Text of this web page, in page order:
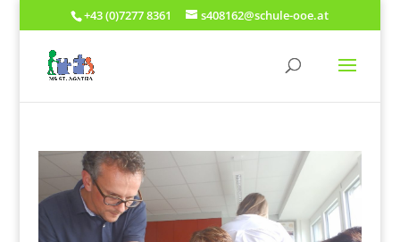
+43 (0)7277 8361 s408162@schule-ooe.at